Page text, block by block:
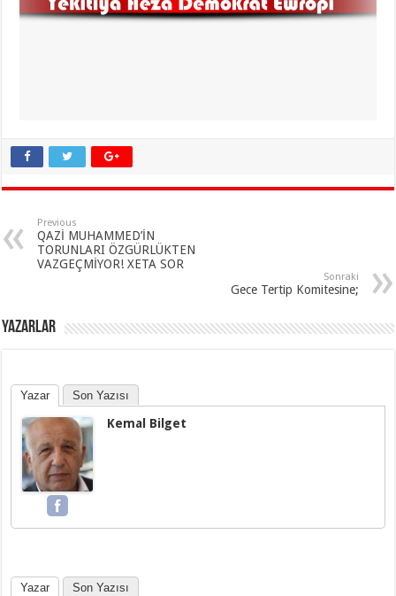
Previous
QAZİ MUHAMMED’İN
TORUNLARI ÖZGÜRLÜKTEN
VAZGEÇMİYOR! XETA SOR
Sonraki
Gece Tertip Komitesine;
YAZARLAR
Yazar Son Yazısı
Kemal Bilget
Yazar Son Yazısı